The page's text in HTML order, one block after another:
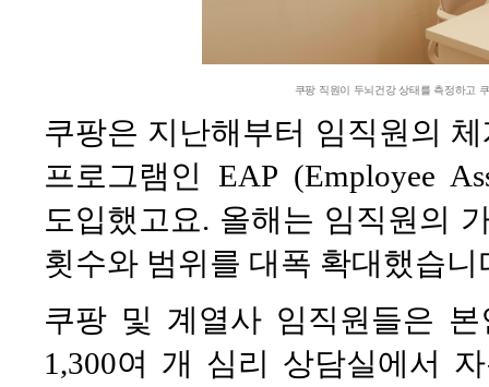
쿠팡 직원이 두뇌건강 상태를 측정하고
쿠팡은 지난해부터 임직원의
프로그램인 EAP (Employee
도입했고요. 올해는 임직원의
횟수와 범위를 대폭 확대했습니
쿠팡 및 계열사 임직원들은
1,300여 개 심리 상담실에서